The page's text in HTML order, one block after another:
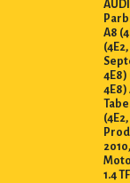
A8
4E8)
4E8)
1.4